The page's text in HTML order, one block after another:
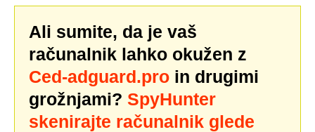
Ali sumite, da je vaš
računalnik lahko okužen z
Ced-adguard.pro in drugimi
grožnjami? SpyHunter
skenirajte računalnik glede